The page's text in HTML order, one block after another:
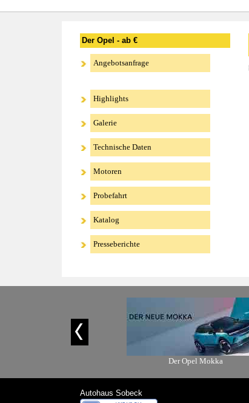
Der Opel - ab €
Angebotsanfrage
Highlights
Galerie
Technische Daten
Motoren
Probefahrt
Katalog
Presseberichte
Der Opel Mokka
Autohaus Sobeck